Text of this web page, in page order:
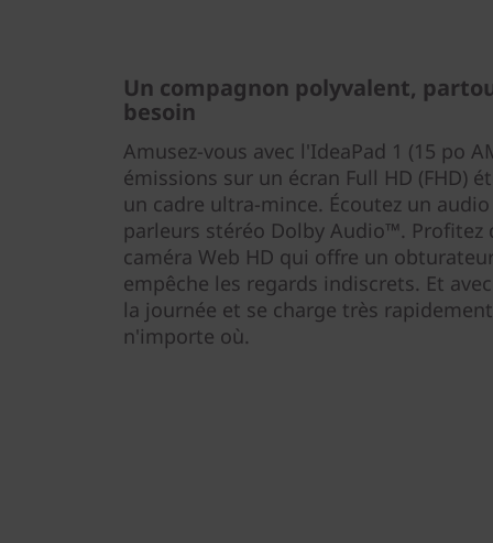
Un compagnon polyvalent,
besoin
Amusez-vous avec l'IdeaPad 1 (15 po
émissions sur un écran Full HD (FHD)
un cadre ultra-mince. Écoutez un
parleurs stéréo Dolby Audio™. Profitez
caméra Web HD qui offre un
empêche les regards indiscrets. Et
la journée et se charge très
n'importe où.